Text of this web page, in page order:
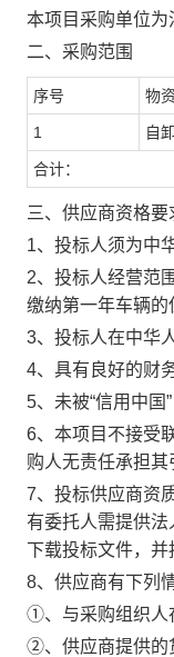
本项目采购单位
二、采购范围
序号 物
1 自
合计：
三、供应商资格要
1、投标人须为中
2、投标人经营范
缴纳第一年车辆的
3、投标人在中华
4、具有良好的财
5、未被“信用中国
6、本项目不接受
购人无责任承担其
7、投标供应商资
有委托人需提供
下载投标文件，并
8、 供应商有下列
①、与采购组织
②、供应商提供